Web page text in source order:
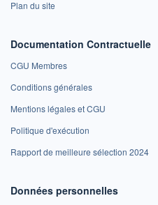
Plan du site
Documentation Contractuelle
CGU Membres
Conditions générales
Mentions légales et CGU
Politique d'exécution
Rapport de meilleure sélection 2024
Données personnelles